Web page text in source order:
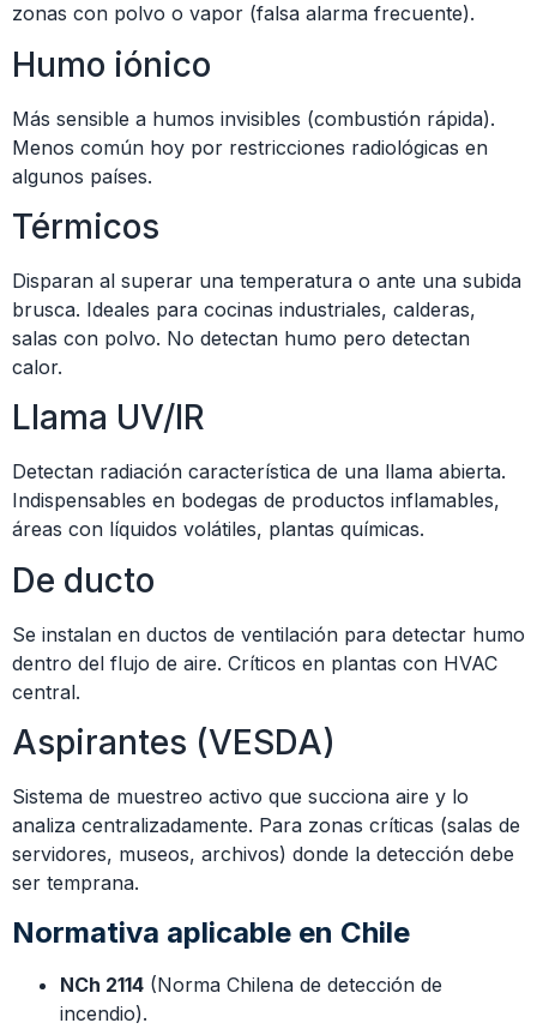
zonas con polvo o vapor (falsa alarma frecuente).
Humo iónico
Más sensible a humos invisibles (combustión rápida).
Menos común hoy por restricciones radiológicas en
algunos países.
Térmicos
Disparan al superar una temperatura o ante una subida
brusca. Ideales para cocinas industriales, calderas,
salas con polvo. No detectan humo pero detectan
calor.
Llama UV/IR
Detectan radiación característica de una llama abierta.
Indispensables en bodegas de productos inflamables,
áreas con líquidos volátiles, plantas químicas.
De ducto
Se instalan en ductos de ventilación para detectar humo
dentro del flujo de aire. Críticos en plantas con HVAC
central.
Aspirantes (VESDA)
Sistema de muestreo activo que succiona aire y lo
analiza centralizadamente. Para zonas críticas (salas de
servidores, museos, archivos) donde la detección debe
ser temprana.
Normativa aplicable en Chile
NCh 2114 (Norma Chilena de detección de
incendio).